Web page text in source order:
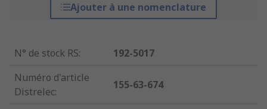
Ajouter à une nomenclature
N° de stock RS:
192-5017
Numéro d'article
Distrelec:
155-63-674